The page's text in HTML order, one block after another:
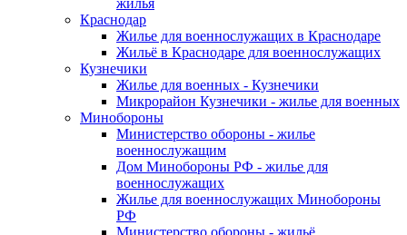
жилья
Краснодар
Жилье для военнослужащих в Краснодаре
Жильё в Краснодаре для военнослужащих
Кузнечики
Жилье для военных - Кузнечики
Микрорайон Кузнечики - жилье для военных
Минобороны
Министерство обороны - жилье
военнослужащим
Дом Минобороны РФ - жилье для
военнослужащих
Жилье для военнослужащих Минобороны
РФ
Министерство обороны - жильё